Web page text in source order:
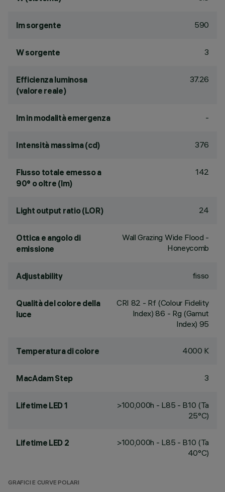
lm sorgente 590
W sorgente 3
Efficienza luminosa
(valore reale)
37.26
lm in modalità emergenza -
Intensità massima (cd) 376
Flusso totale emesso a
90° o oltre (lm)
142
Light output ratio (LOR) 24
Ottica e angolo di
emissione
Wall Grazing Wide Flood -
Honeycomb
Adjustability fisso
Qualità del colore della
luce
CRI 82 - Rf (Colour Fidelity
Index) 86 - Rg (Gamut
Index) 95
Temperatura di colore 4000 K
MacAdam Step 3
Lifetime LED 1
>100,000h - L85 - B10 (Ta
25°C)
Lifetime LED 2
>100,000h - L85 - B10 (Ta
40°C)
GRAFICI E CURVE POLARI